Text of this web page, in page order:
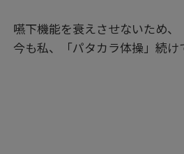
嚥下機能を衰えさせないため、
今も私、「パタカラ体操」続け